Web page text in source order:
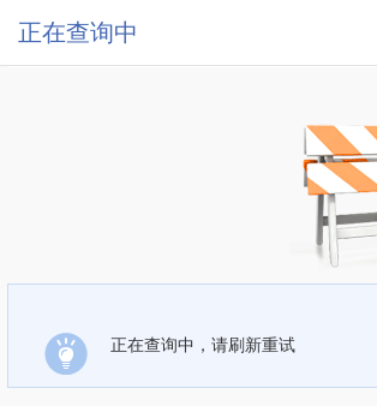
正在查询中
正在查询中，请刷新重试